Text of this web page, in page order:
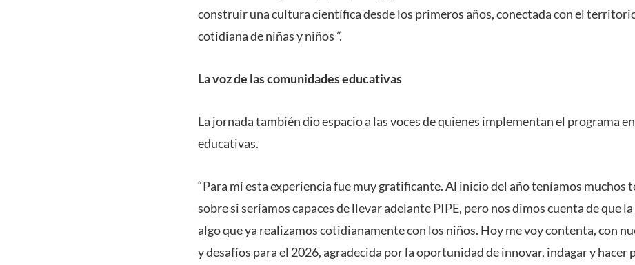
construir una cultura científica desde los primeros años, conectada con el
cotidiana de niñas y niños”.
La voz de las comunidades educativas
La jornada también dio espacio a las voces de quienes implementan el programa
educativas.
“Para mí esta experiencia fue muy gratificante. Al inicio del año teníamos muchos
sobre si seríamos capaces de llevar adelante PIPE, pero nos dimos cuenta de que
algo que ya realizamos cotidianamente con los niños. Hoy me voy contenta, con
y desafíos para el 2026, agradecida por la oportunidad de innovar, indagar y hacer